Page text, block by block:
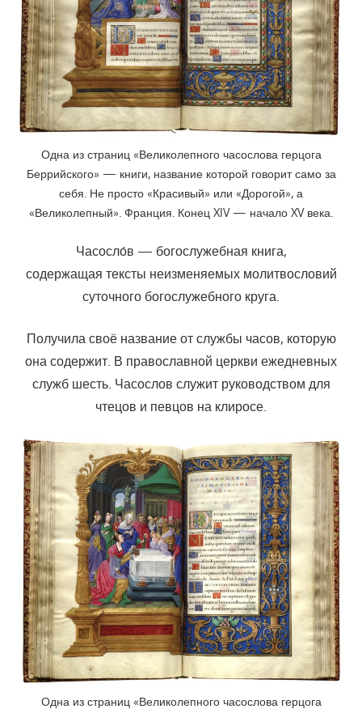
Одна из страниц «Великолепного часослова герцога
Беррийского» — книги, название которой говорит само за
себя. Не просто «Красивый» или «Дорогой», а
«Великолепный». Франция. Конец XIV — начало XV века.
Часосло́в — богослужебная книга,
содержащая тексты неизменяемых молитвословий
суточного богослужебного круга.
Получила своё название от службы часов, которую
она содержит. В православной церкви ежедневных
служб шесть. Часослов служит руководством для
чтецов и певцов на клиросе.
Одна из страниц «Великолепного часослова герцога